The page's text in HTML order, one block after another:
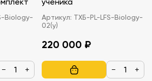
Biology-
− +
Артикул: ТХБ-PL-LFS-Biology-
02(у)
220 000 ₽
− +